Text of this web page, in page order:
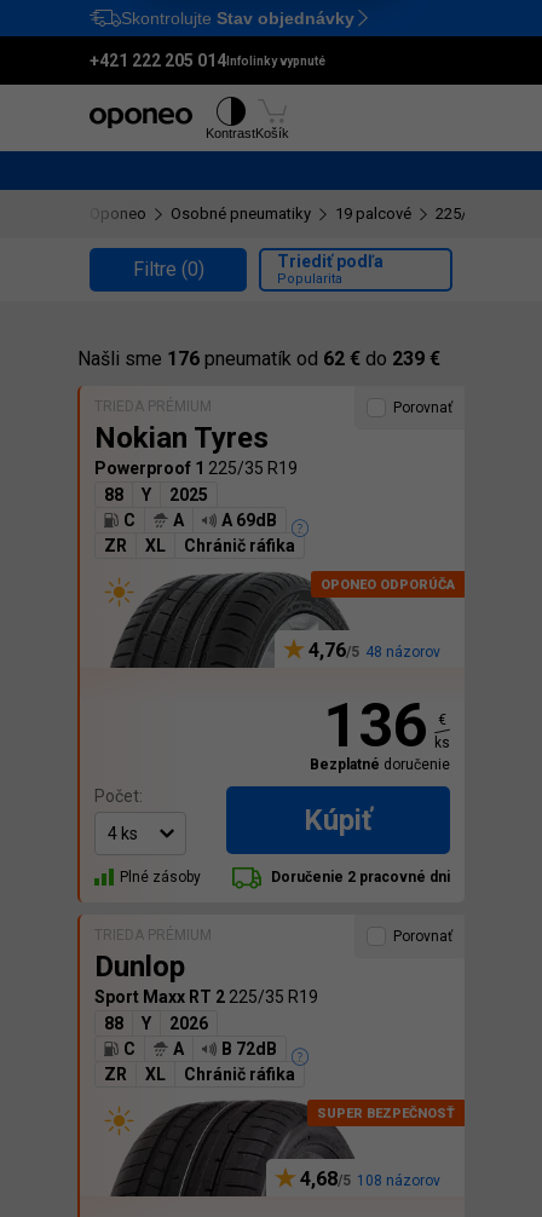
Ctrl M
Skontrolujte Stav objednávky
+421 222 205 014 Infolinky vypnuté
KontrastKošík
Oponeo Osobné pneumatiky 19 palcové 225/35 R19
Filtre (0)
Našli sme 176 pneumatík od 62 € do 239 €
Triediť podľa
Popularita
TRIEDA PRÉMIUM
Nokian Tyres
Powerproof 1 225/35 R19
88
Y
2025
C
A
A 69dB
ZR
XL Chránič ráfika
4,76 48 názorov
Porovnať
136
€
ks
Bezplatné doručenie
Počet:
Kúpiť
Plné zásoby Doručenie 2 pracovné dni
TRIEDA PRÉMIUM
Dunlop
Sport Maxx RT 2 225/35 R19
88
Y
2026
C
A
B 72dB
ZR
XL Chránič ráfika
4,68 108 názorov
Porovnať